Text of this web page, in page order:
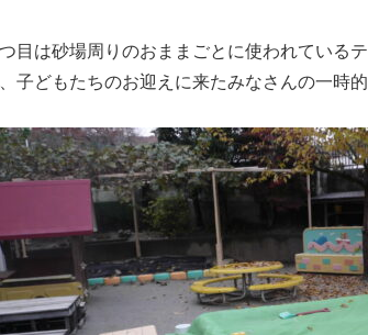
目は砂場周りのおままごとに使われている
子どもたちのお迎えに来たみなさんの一時